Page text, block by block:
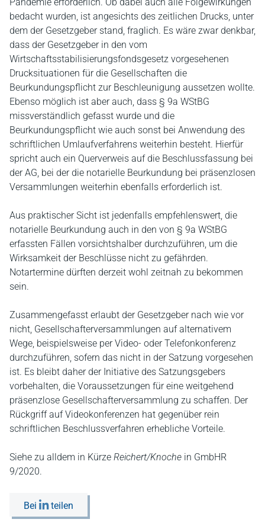
bedacht wurden, ist angesichts des zeitlichen Drucks, unter
dem der Gesetzgeber stand, fraglich. Es wäre zwar denkbar,
dass der Gesetzgeber in den vom
Wirtschaftsstabilisierungsfondsgesetz vorgesehenen
Drucksituationen für die Gesellschaften die
Beurkundungspflicht zur Beschleunigung aussetzen wollte.
Ebenso möglich ist aber auch, dass § 9a WStBG
missverständlich gefasst wurde und die
Beurkundungspflicht wie auch sonst bei Anwendung des
schriftlichen Umlaufverfahrens weiterhin besteht. Hierfür
spricht auch ein Querverweis auf die Beschlussfassung bei
der AG, bei der die notarielle Beurkundung bei präsenzlosen
Versammlungen weiterhin ebenfalls erforderlich ist.
Aus praktischer Sicht ist jedenfalls empfehlenswert, die
notarielle Beurkundung auch in den von § 9a WStBG
erfassten Fällen vorsichtshalber durchzuführen, um die
Wirksamkeit der Beschlüsse nicht zu gefährden.
Notartermine dürften derzeit wohl zeitnah zu bekommen
sein.
Zusammengefasst erlaubt der Gesetzgeber nach wie vor
nicht, Gesellschafterversammlungen auf alternativem
Wege, beispielsweise per Video- oder Telefonkonferenz
durchzuführen, sofern das nicht in der Satzung vorgesehen
ist. Es bleibt daher der Initiative des Satzungsgebers
vorbehalten, die Voraussetzungen für eine weitgehend
präsenzlose Gesellschafterversammlung zu schaffen. Der
Rückgriff auf Videokonferenzen hat gegenüber rein
schriftlichen Beschlussverfahren erhebliche Vorteile.
Siehe zu alldem in Kürze Reichert/Knoche in GmbHR
9/2020.
Bei teilen